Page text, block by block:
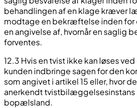
behandlingen af en klage kræver
modtage en bekræftelse inden for
en angivelse af, hvornår en saglig
forventes.
12.3 Hvis en tvist ikke kan løses
kunden indbringe sagen for den
som angivet i artikel 15 eller, hvor
anerkendt tvistbilæggelsesinstans
bopælsland.